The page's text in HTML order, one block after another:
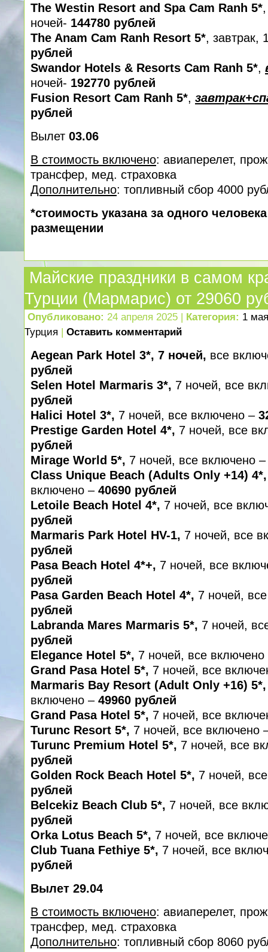
The Westin Resort and Spa Cam Ranh 5*
ночей- 144780 рублей
The Anam Cam Ranh Resort 5*, завтрак,
рублей
Swandor Hotels & Resorts Cam Ranh 5*,
ночей- 192770 рублей
Fusion Resort Cam Ranh 5*,
рублей
Вылет 03.06
В стоимость включено: авиаперелет,
трансфер, мед. cтраховка
Дополнительно: топливный сбор 4000
*стоимость указана за одного
размещении
Майские праздники в самом
Турции (Мармарис) от 29060
Опубликовано: 24 апреля 2025 | Категория: 1 мая
Турция | Оставить комментарий
Aegean Park Hotel 3*, 7 ночей, все
рублей
Selen Hotel Marmaris 3*, 7 ночей, все
рублей
Halici Hotel 3*, 7 ночей, все включено –
Prestige Garden Hotel 4*, 7 ночей, все
рублей
Mirage World 5*, 7 ночей, все включено
Class Unique Beach (Adults Only +14)
включено – 40690 рублей
Letoile Beach Hotel 4*, 7 ночей, все
рублей
Marmaris Park Hotel HV-1, 7 ночей, все
рублей
Pasa Beach Hotel 4*+, 7 ночей, все
рублей
Pasa Garden Beach Hotel 4*, 7 ночей,
рублей
Labranda Mares Marmaris 5*, 7 ночей,
рублей
Elegance Hotel 5*, 7 ночей, все
Grand Pasa Hotel 5*, 7 ночей, все
Marmaris Bay Resort (Adult Only +16)
включено – 49960 рублей
Grand Pasa Hotel 5*, 7 ночей, все
Turunc Resort 5*, 7 ночей, все включено
Turunc Premium Hotel 5*, 7 ночей, все
рублей
Golden Rock Beach Hotel 5*, 7 ночей,
рублей
Belcekiz Beach Club 5*, 7 ночей, все
рублей
Orka Lotus Beach 5*, 7 ночей, все
Club Tuana Fethiye 5*, 7 ночей, все
рублей
Вылет 29.04
В стоимость включено: авиаперелет,
трансфер, мед. cтраховка
Дополнительно: топливный сбор 8060